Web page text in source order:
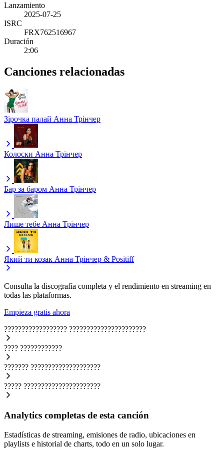
Lanzamiento
2025-07-25
ISRC
FRX762516967
Duración
2:06
Canciones relacionadas
Зірочка палай Анна Трінчер
Колоски Анна Трінчер
Бар за баром Анна Трінчер
Лише тебе Анна Трінчер
Який ти козак Анна Трінчер & Positiff
Consulta la discografía completa y el rendimiento en streaming en
todas las plataformas.
Empieza gratis ahora
?????????????????? ??????????????????????
???? ????????????
??????? ????????????????????
????? ??????????????????????
Analytics completas de esta canción
Estadísticas de streaming, emisiones de radio, ubicaciones en
playlists e historial de charts, todo en un solo lugar.